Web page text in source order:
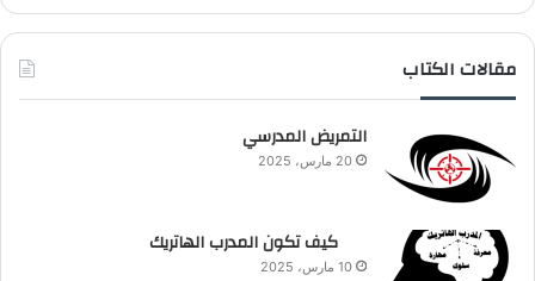
مقالات الكتاب
التمريض المدرسي
20 مارس، 2025
كيف تكون المدرب الهاتريك
10 مارس، 2025